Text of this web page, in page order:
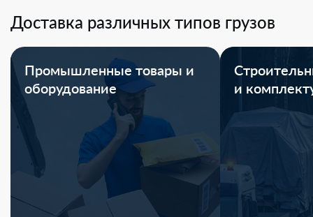
Доставка различных типов грузов
Промышленные товары и
оборудование
и